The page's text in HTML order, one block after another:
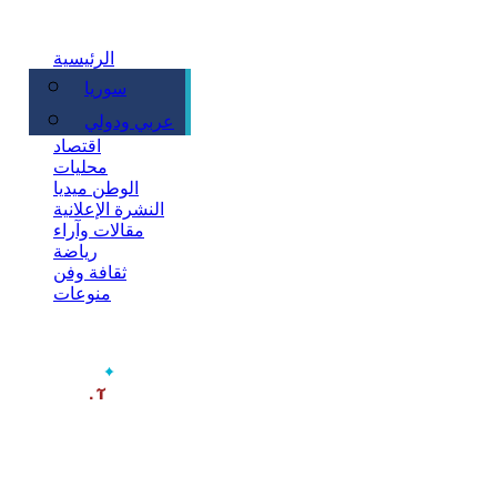
الرئيسية
سوريا
عربي ودولي
اقتصاد
محليات
الوطن ميديا
النشرة الإعلانية
مقالات وآراء
رياضة
ثقافة وفن
منوعات
‫آخر